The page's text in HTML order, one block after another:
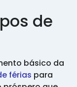
de
básico da
férias para